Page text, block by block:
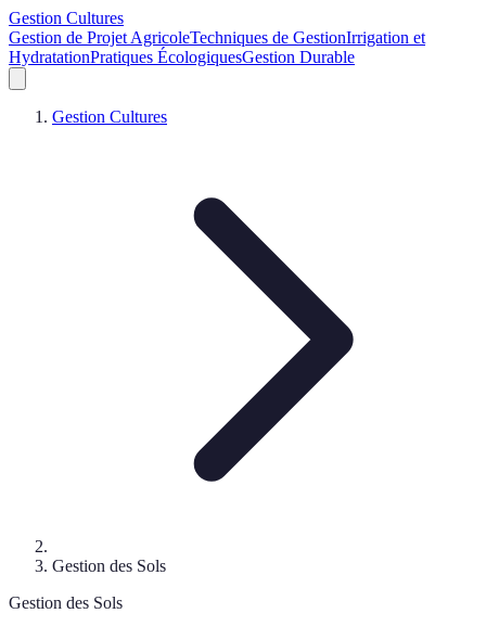
Gestion Cultures
Gestion de Projet AgricoleTechniques de GestionIrrigation et
HydratationPratiques ÉcologiquesGestion Durable
Gestion Cultures
Gestion des Sols
Gestion des Sols